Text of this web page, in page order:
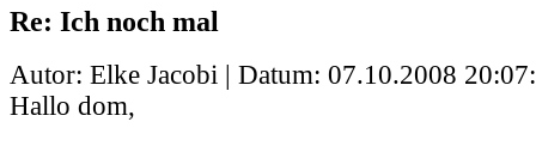
Re: Ich noch mal
Autor: Elke Jacobi | Datum: 07.10.2008
Hallo dom,